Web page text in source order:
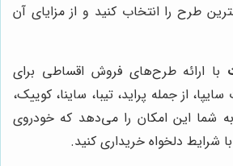
طرح را انتخاب کنید و از مزایای آن
با ارائه طرح‌های فروش اقساطی برای
از جمله پراید، تیبا، ساینا، کوییک،
شما این امکان را می‌دهد که خودروی
شرایط دلخواه خریداری کنید.